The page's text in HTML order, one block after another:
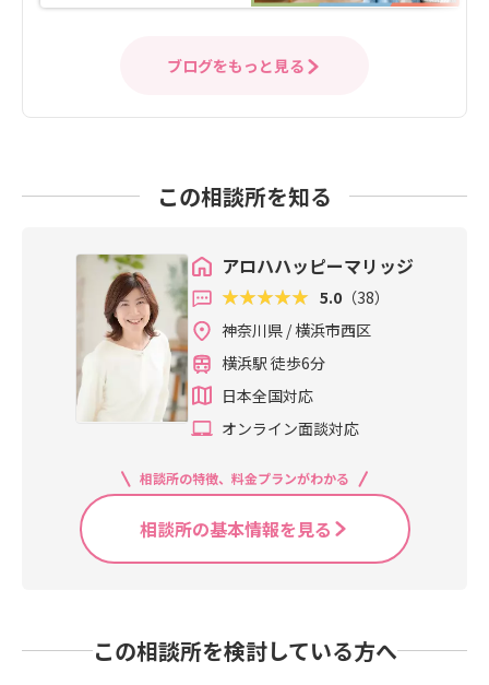
ブログをもっと見る
この相談所を知る
アロハハッピーマリッジ
5.0 （38）
神奈川県 / 横浜市西区
横浜駅 徒歩6分
日本全国対応
オンライン面談対応
相談所の特徴、料金プランがわかる
相談所の基本情報を見る
この相談所を検討している方へ